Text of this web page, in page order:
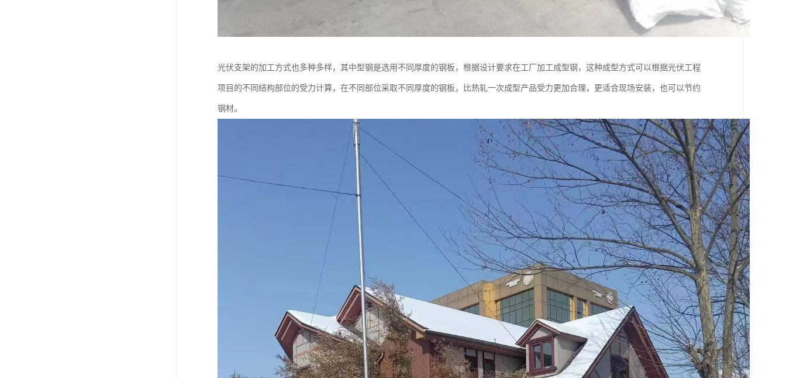
光伏支架的加工方式也多种多样，其中型钢是选用不同厚度的钢板，根据设计要求在工厂加工成型钢，这种成型方式可以根据光伏工程
项目的不同结构部位的受力计算，在不同部位采取不同厚度的钢板，比热轧一次成型产品受力更加合理，更适合现场安装，也可以节约
钢材。